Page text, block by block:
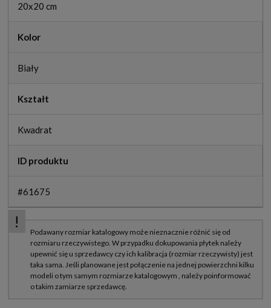
20x20 cm
Kolor
Biały
Kształt
Kwadrat
ID produktu
#61675